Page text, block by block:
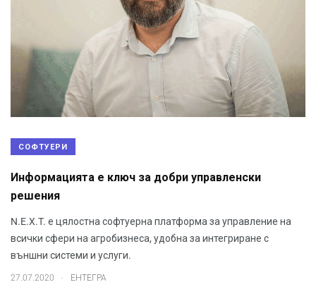
СОФТУЕРИ
Информацията е ключ за добри управленски
решения
N.E.X.T. е цялостна софтуерна платформа за управление на
всички сфери на агробизнеса, удобна за интегриране с
външни системи и услуги.
27.07.2020 . ЕНТЕГРА